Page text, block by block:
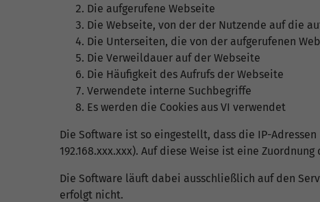
Die aufgerufene Webseite
Die Webseite, von der der Nutzende auf die
Die Unterseiten, die von der aufgerufenen
Die Verweildauer auf der Webseite
Die Häufigkeit des Aufrufs der Webseite
Verwendete interne Suchbegriffe
Es werden die Cookies aus VI verwendet
Die Software ist so eingestellt, dass die IP-
192.168.xxx.xxx). Auf diese Weise ist eine
Die Software läuft dabei ausschließlich auf den
erfolgt nicht.